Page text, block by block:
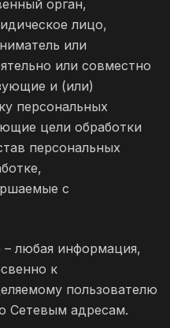
орган,
лицо,
или
или совместно
и (или)
персональных
цели обработки
персональных
с
любая информация,
к
пользователю
Сетевым адресам.